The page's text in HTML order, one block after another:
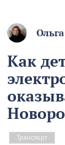
Как
Транспорт